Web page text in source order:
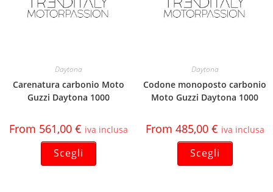
Daytona
Carenatura carbonio Moto
Guzzi Daytona 1000
From 561,00 € iva inclusa
Scegli
Daytona
Codone monoposto carbonio
Moto Guzzi Daytona 1000
From 485,00 € iva inclusa
Scegli